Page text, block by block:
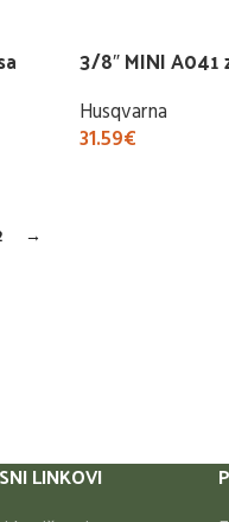
3/8″ MINI A041
Husqvarna
31.59€
→
LINKOVI